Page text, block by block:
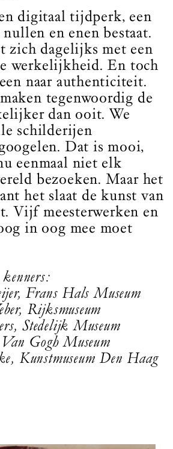
digitaal tijdperk, een
en enen bestaat.
zich dagelijks met een
werkelijkheid. En toch
naar authenticiteit.
tegenwoordig de
dan ooit. We
schilderijen
Dat is mooi,
eenmaal niet elk
bezoeken. Maar het
het slaat de kunst van
Vijf meesterwerken en
in oog mee moet
Frans Hals Museum
Rijksmuseum
Stedelijk Museum
Gogh Museum
Kunstmuseum Den Haag